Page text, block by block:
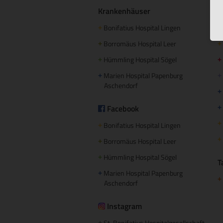
Krankenhäuser
+ Bonifatius Hospital Lingen
+ Borromäus Hospital Leer
+ Hümmling Hospital Sögel
+ Marien Hospital Papenburg
Aschendorf
Facebook
+ Bonifatius Hospital Lingen
+ Borromäus Hospital Leer
+ Hümmling Hospital Sögel
+ Marien Hospital Papenburg
Aschendorf
Instagram
+
+
+
+
+
+
+